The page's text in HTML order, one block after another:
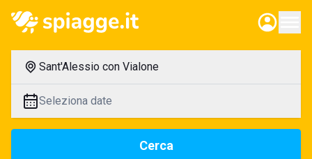
Sant'Alessio con Vialone
Seleziona date
Cerca